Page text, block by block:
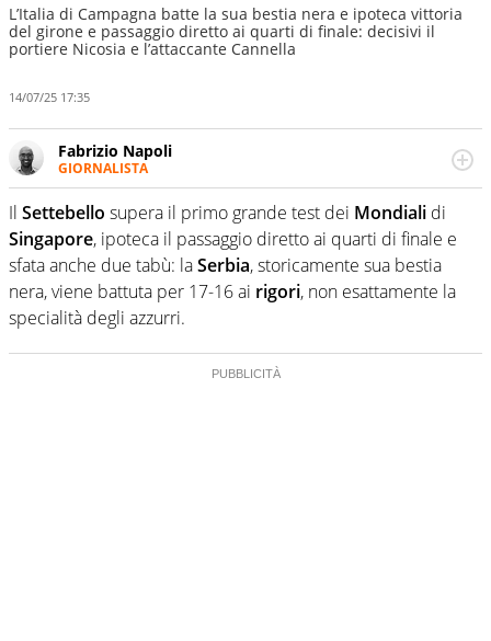
L’Italia di Campagna batte la sua bestia nera e ipoteca vittoria
del girone e passaggio diretto ai quarti di finale: decisivi il
portiere Nicosia e l’attaccante Cannella
14/07/25 17:35
Fabrizio Napoli
GIORNALISTA
Giornalista professionista, per Virgilio Sport segue anche
il calcio ma è con la pallanuoto che esalta competenze e
passioni. Cura la comunicazione di HaBaWaBa, il più
grande festival di waterpolo per bambini al mondo
Il Settebello supera il primo grande test dei Mondiali di
Singapore, ipoteca il passaggio diretto ai quarti di finale e
sfata anche due tabù: laSerbia, storicamente sua bestia
nera, viene battuta per 17-16 ai rigori, non esattamente la
specialità degli azzurri.